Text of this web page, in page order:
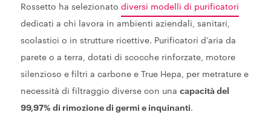
Rossetto ha selezionato diversi modelli di purificatori
dedicati a chi lavora in ambienti aziendali, sanitari,
scolastici o in strutture ricettive. Purificatori d’aria da
parete o a terra, dotati di scocche rinforzate, motore
silenzioso e filtri a carbone e True Hepa, per metrature e
necessità di filtraggio diverse con una capacità del
99,97% di rimozione di germi e inquinanti.